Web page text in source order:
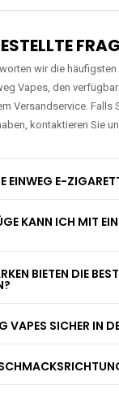
wir die häufigsten
Vapes, den
Versandservice. Falls
kontaktieren Sie
EINWEG E-
KANN ICH MIT
BIETEN DIE
VAPES SICHER IN